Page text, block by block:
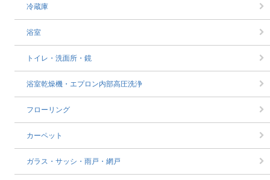
冷蔵庫
浴室
トイレ・洗面所・鏡
浴室乾燥機・エプロン内部高圧洗浄
フローリング
カーペット
ガラス・サッシ・雨戸・網戸